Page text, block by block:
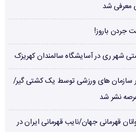
معرفی شد
جردن باروز!
شهر ری در آسایشگاه سالمندان کهریزک
در سازمان های ورزشی توسط یک کشتی گیر/
عرصه نشر شد
قهرمانی جهان/نایب قهرمانی ایران در